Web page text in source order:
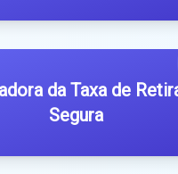
da Taxa de
Segura